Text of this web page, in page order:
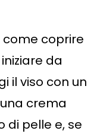
coprire
da
il viso con un
crema
pelle e, se